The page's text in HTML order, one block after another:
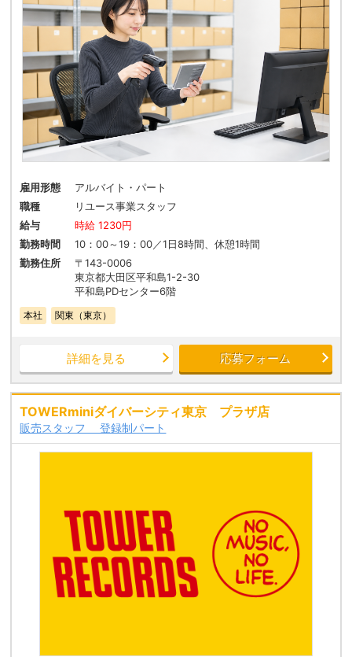
雇用形態
アルバイト・パート
職種
リユース事業スタッフ
給与
時給 1230円
勤務時間
10：00～19：00／1日8時間、休憩1時間
勤務住所
〒143-0006
東京都大田区平和島1-2-30
平和島PDセンター6階
本社 関東（東京）
詳細を見る 応募フォーム
TOWERminiダイバーシティ東京 プラザ店
販売スタッフ 登録制パート